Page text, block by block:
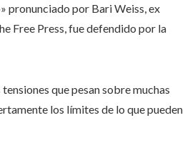
pronunciado por Bari Weiss, ex
Free Press, fue defendido por la
que pesan sobre muchas
los límites de lo que pueden